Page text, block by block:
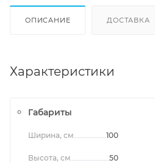
ОПИСАНИЕ ДОСТАВКА
Характеристики
Габариты
Ширина, см 100
Высота, см 50